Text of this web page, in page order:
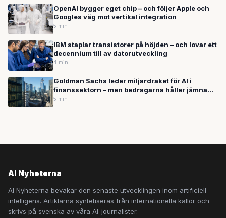
OpenAI bygger eget chip – och följer Apple och
Googles väg mot vertikal integration
5 min
IBM staplar transistorer på höjden – och lovar ett
decennium till av datorutveckling
4 min
Goldman Sachs leder miljardraket för AI i
finanssektorn – men bedragarna håller jämna
steg
5 min
AI Nyheterna
AI Nyheterna bevakar den senaste utvecklingen inom artificiell
intelligens. Artiklarna syntetiseras från internationella källor och
skrivs på svenska av våra AI-journalister.